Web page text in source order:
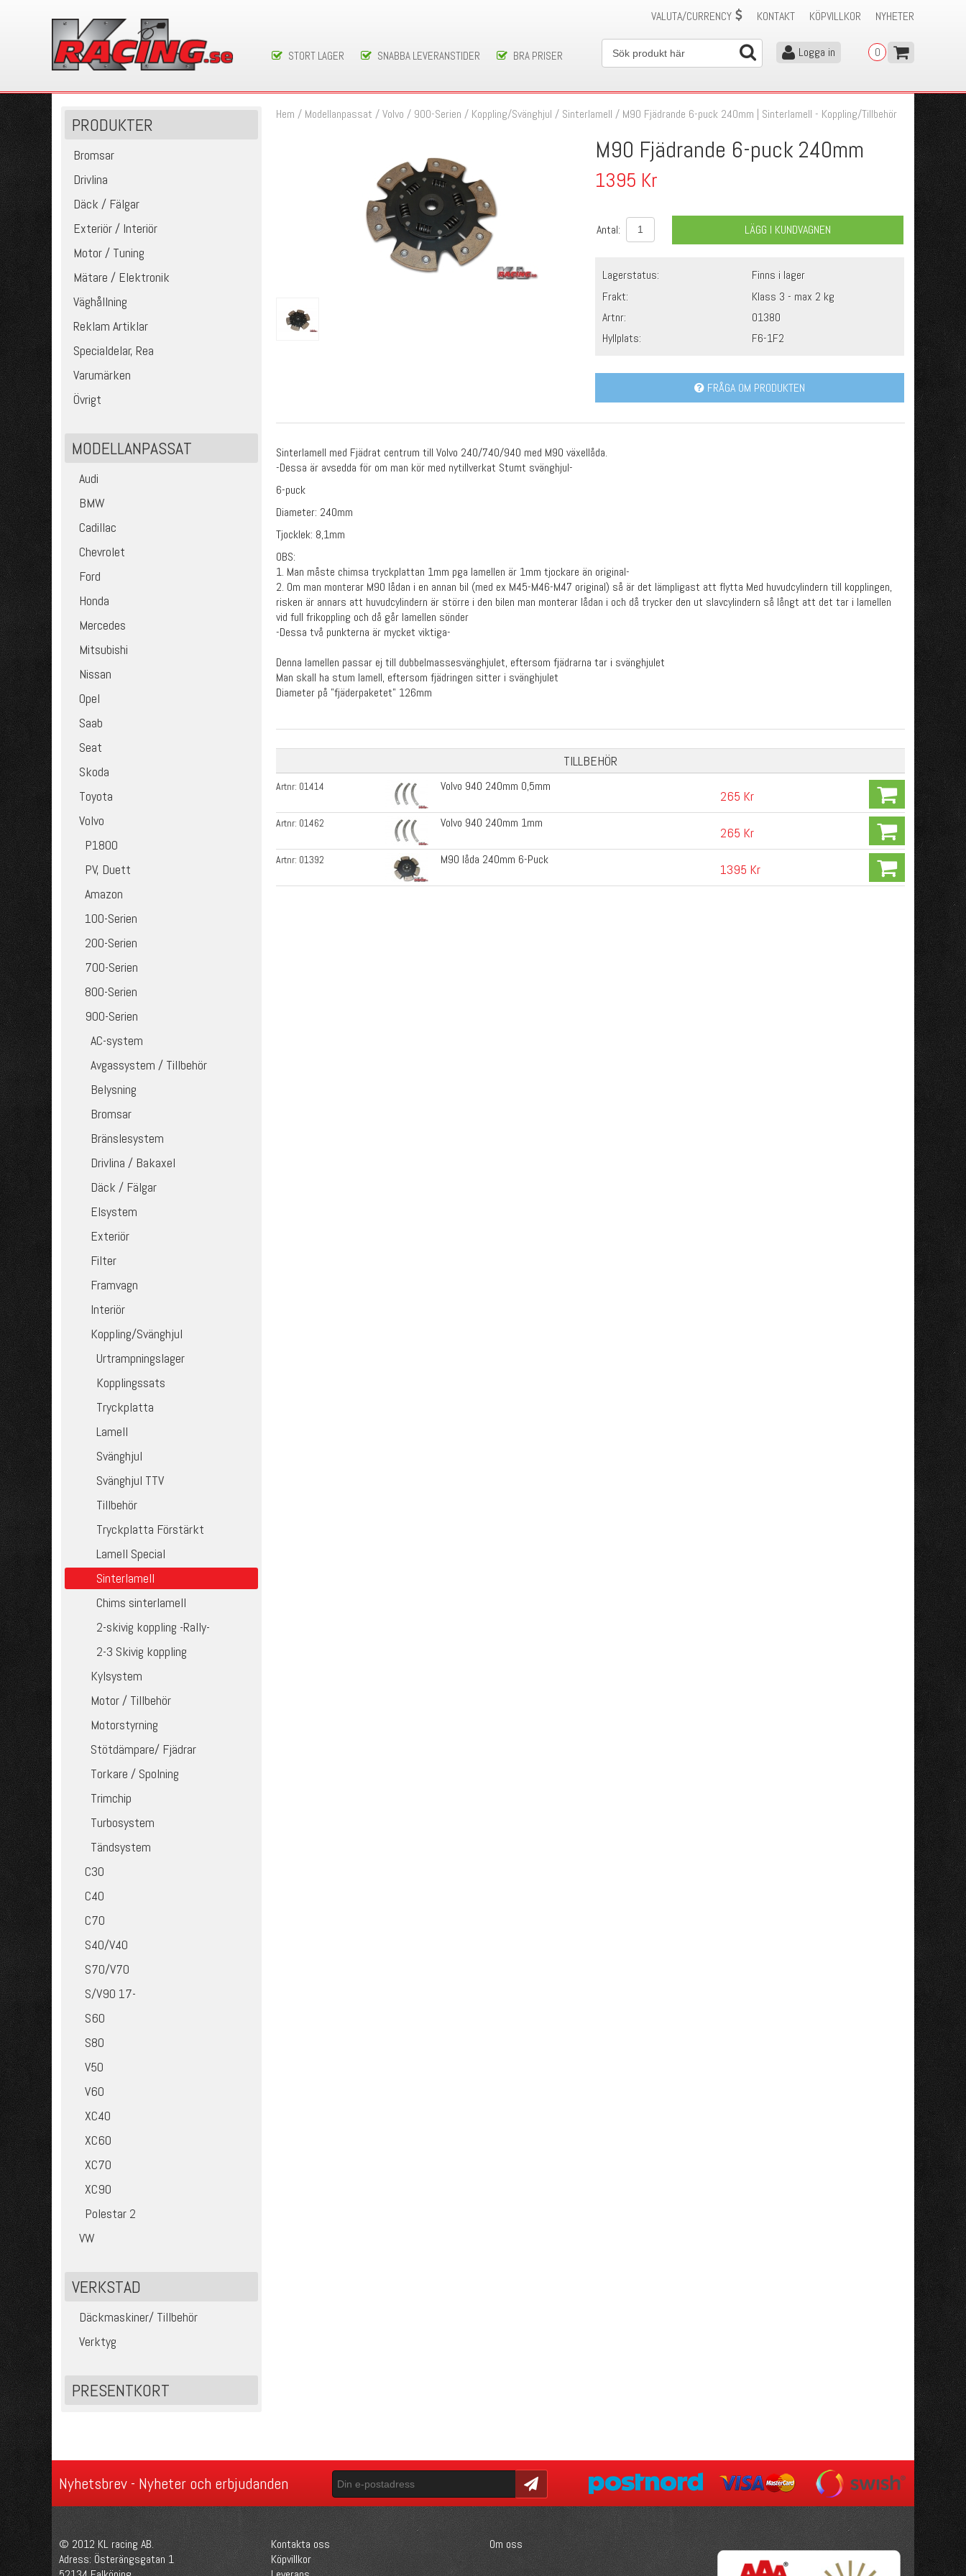
NYHETER
KÖPVILLKOR
KONTAKT
VALUTA/CURRENCY
STORT LAGER SNABBA LEVERANSTIDER BRA PRISER 0
Logga in
PRODUKTER
Bromsar
Drivlina
Däck / Fälgar
Exteriör / Interiör
Motor / Tuning
Mätare / Elektronik
Väghållning
Reklam Artiklar
Specialdelar, Rea
Varumärken
Övrigt
MODELLANPASSAT
Audi
BMW
Cadillac
Chevrolet
Ford
Honda
Mercedes
Mitsubishi
Nissan
Opel
Saab
Seat
Skoda
Toyota
Volvo
P1800
PV, Duett
Amazon
100-Serien
200-Serien
700-Serien
800-Serien
900-Serien
AC-system
Avgassystem / Tillbehör
Belysning
Bromsar
Bränslesystem
Drivlina / Bakaxel
Däck / Fälgar
Elsystem
Exteriör
Filter
Framvagn
Interiör
Koppling/Svänghjul
Urtrampningslager
Kopplingssats
Tryckplatta
Lamell
Svänghjul
Svänghjul TTV
Tillbehör
Tryckplatta Förstärkt
Lamell Special
Sinterlamell
Chims sinterlamell
2-skivig koppling -Rally-
2-3 Skivig koppling
Kylsystem
Motor / Tillbehör
Motorstyrning
Stötdämpare/ Fjädrar
Torkare / Spolning
Trimchip
Turbosystem
Tändsystem
C30
C40
C70
S40/V40
S70/V70
S/V90 17-
S60
S80
V50
V60
XC40
XC60
XC70
XC90
Polestar 2
VW
VERKSTAD
Däckmaskiner/ Tillbehör
Verktyg
PRESENTKORT
Hem / Modellanpassat /Volvo / 900-Serien / Koppling/Svänghjul / Sinterlamell / M90 Fjädrande 6-puck 240mm | Sinterlamell - Koppling/Tillbehör
M90 Fjädrande 6-puck 240mm
1395 Kr
Antal: LÄGG I KUNDVAGNEN
Lagerstatus:
Finns i lager
Frakt:
Klass 3 - max 2 kg
Artnr:
01380
Hyllplats:
F6-1F2
FRÅGA OM PRODUKTEN
Sinterlamell med Fjädrat centrum till Volvo 240/740/940 med M90 växellåda.
-Dessa är avsedda för om man kör med nytillverkat Stumt svänghjul-
6-puck
Diameter: 240mm
Tjocklek: 8,1mm
OBS:
1. Man måste chimsa tryckplattan 1mm pga lamellen är 1mm tjockare än original-
2. Om man monterar M90 lådan i en annan bil (med ex M45-M46-M47 original) så är det lämpligast att flytta Med huvudcylindern till kopplingen,
risken är annars att huvudcylindern är större i den bilen man monterar lådan i och då trycker den ut slavcylindern så långt att det tar i lamellen
vid full frikoppling och då går lamellen sönder
-Dessa två punkterna är mycket viktiga-
Denna lamellen passar ej till dubbelmassesvänghjulet, eftersom fjädrarna tar i svänghjulet
Man skall ha stum lamell, eftersom fjädringen sitter i svänghjulet
Diameter på "fjäderpaketet" 126mm
TILLBEHÖR
Artnr: 01414 Volvo 940 240mm 0,5mm
265 Kr
Artnr: 01462 Volvo 940 240mm 1mm
265 Kr
Artnr: 01392 M90 låda 240mm 6-Puck
1395 Kr
Nyhetsbrev - Nyheter och erbjudanden Skicka
© 2012 KL racing AB.
Adress: Österängsgatan 1
Kontakta oss
Köpvillkor
Om oss